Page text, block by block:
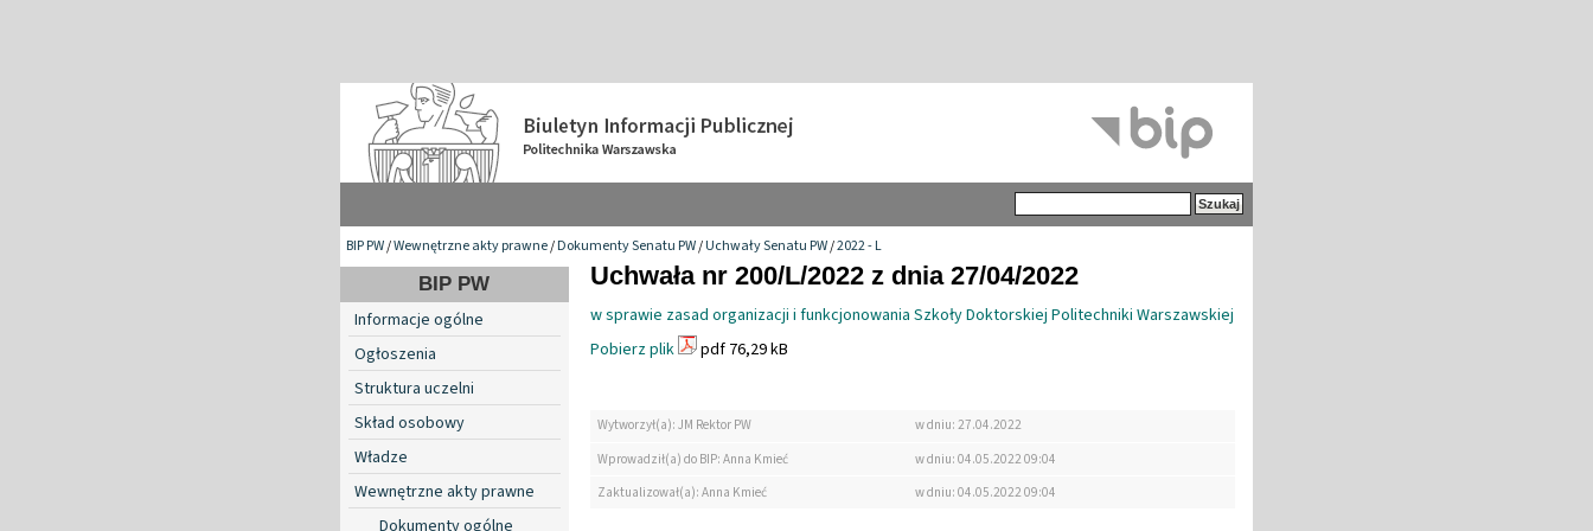
BIP PW/Wewnętrzne akty prawne/Dokumenty Senatu PW/Uchwały Senatu PW/2022 - L
BIP PW
Informacje ogólne
Ogłoszenia
Struktura uczelni
Skład osobowy
Władze
Wewnętrzne akty prawne
Dokumenty ogólne
Uchwała nr 200/L/2022 z dnia 27/04/2022
w sprawie zasad organizacji i funkcjonowania Szkoły Doktorskiej Politechniki Warszawskiej
Pobierz plik
pdf 76,29 kB
Wytworzył(a): JM Rektor PW
w dniu: 27.04.2022
Wprowadził(a) do BIP: Anna Kmieć
w dniu: 04.05.2022 09:04
Zaktualizował(a): Anna Kmieć
w dniu: 04.05.2022 09:04